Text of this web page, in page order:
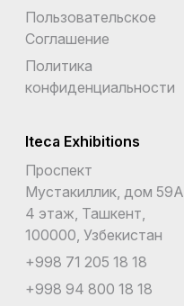
Пользовательское
Соглашение
Политика
конфиденциальности
Iteca Exhibitions
Проспект
Мустакиллик, дом 59А,
4 этаж, Ташкент,
100000, Узбекистан
+998 71 205 18 18
+998 94 800 18 18